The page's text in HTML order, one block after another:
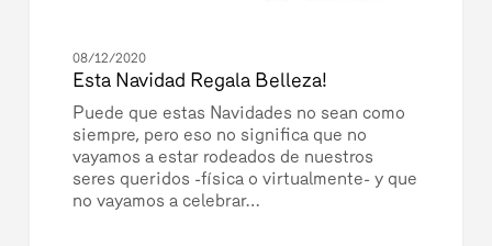
08/12/2020
Esta Navidad Regala Belleza!
Puede que estas Navidades no sean como
siempre, pero eso no significa que no
vayamos a estar rodeados de nuestros
seres queridos -física o virtualmente- y que
no vayamos a celebrar…